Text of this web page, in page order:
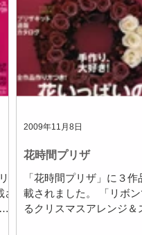
性は 無限大。 工夫次
性的なアレンジに！！...
*
花時間プリザ
「花時間プリザ」に３作
載されました。 「リボ
るクリスマスアレンジ＆
2009年11月8日